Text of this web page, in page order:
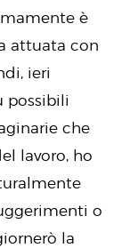
è
attuata con
ieri
possibili
che
lavoro, ho
o
la